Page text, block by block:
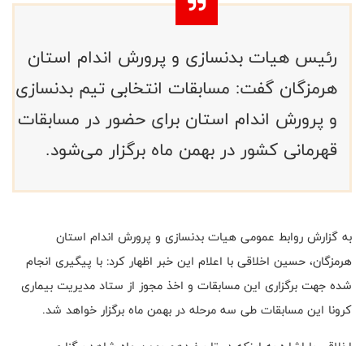
رئیس هیات بدنسازی و پرورش اندام استان
هرمزگان گفت: مسابقات انتخابی تیم بدنسازی
و پرورش اندام استان برای حضور در مسابقات
قهرمانی کشور در بهمن ماه برگزار می‌شود.
به گزارش روابط عمومی هیات بدنسازی و پرورش اندام استان
هرمزگان، حسین اخلاقی با اعلام این خبر اظهار کرد: با پیگیری انجام
شده جهت برگزاری این مسابقات و اخذ مجوز از ستاد مدیریت بیماری
کرونا این مسابقات طی سه مرحله در بهمن ماه برگزار خواهد شد.